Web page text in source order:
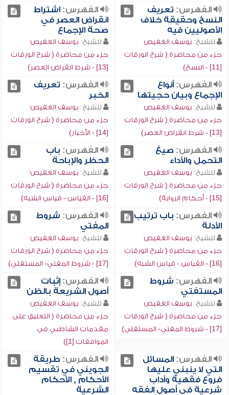
الفهرس: تعريف
النسخ وحقيقة خلاف
الأصوليين فيه
للشيخ: يوسف الغفيص
جزء من محاضرة ( شرح الورقات
[11] - النسخ)
الفهرس:اشتراط
انقراض العصر في
صحة الإجماع
للشيخ: يوسف الغفيص
جزء من محاضرة ( شرح الورقات
[13] - شرط انقراض العصر)
الفهرس:أنواع
الإجماع وبيان حجيتها
للشيخ: يوسف الغفيص
جزء من محاضرة ( شرح الورقات
[13] - شرط انقراض العصر)
الفهرس: تعريف
الخبر
للشيخ: يوسف الغفيص
جزء من محاضرة ( شرح الورقات
[14] - الأخبار)
الفهرس: صيغ
التحمل والأداء
للشيخ: يوسف الغفيص
جزء من محاضرة ( شرح الورقات
[15] - أحكام الرواية)
الفهرس: باب
الحظر والإباحة
للشيخ: يوسف الغفيص
جزء من محاضرة ( شرح الورقات
[16] - القياس - قياس الشبه)
الفهرس: باب ترتيب
الأدلة
للشيخ: يوسف الغفيص
جزء من محاضرة ( شرح الورقات
[16] - القياس - قياس الشبه)
الفهرس: شروط
المفتي
للشيخ: يوسف الغفيص
جزء من محاضرة ( شرح الورقات
[17] - شروط المفتي- المستفتي)
الفهرس: شروط
المستفتي
للشيخ: يوسف الغفيص
جزء من محاضرة ( شرح الورقات
[17] - شروط المفتي- المستفتي)
الفهرس:إثبات
أصول الشريعة بالظن
للشيخ: يوسف الغفيص
جزء من محاضرة ( التعليق على
مقدمات الشاطبي في
الموافقات [1])
الفهرس:المسائل
التي لا ينبني عليها
فروع فقهية وآداب
شرعية في أصول الفقه
الفهرس: طريقة
الجويني في تقسيم
الأحكام , الأحكام
الشرعية